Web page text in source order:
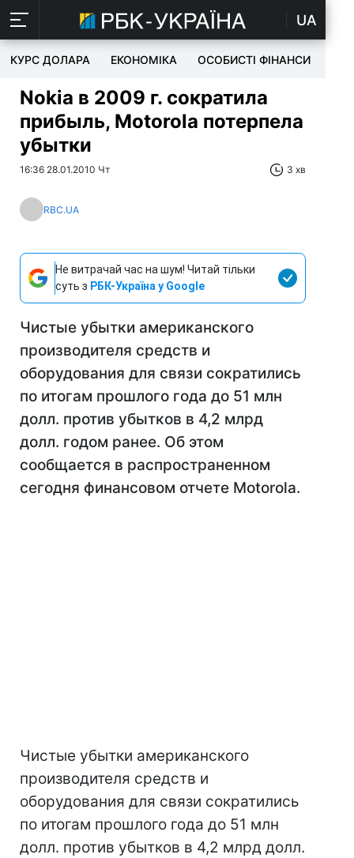
UA
КУРС ДОЛАРА ЕКОНОМІКА ОСОБИСТІ ФІНАНСИ
Nokia в 2009 г. сократила
прибыль, Motorola потерпела
убытки
16:36 28.01.2010 Чт 3 хв
RBC.UA
Не витрачай час на шум! Читай тільки
суть з РБК-Україна у Google
Чистые убытки американского
производителя средств и
оборудования для связи сократились
по итогам прошлого года до 51 млн
долл. против убытков в 4,2 млрд
долл. годом ранее. Об этом
сообщается в распространенном
сегодня финансовом отчете Motorola.
Чистые убытки американского
производителя средств и
оборудования для связи сократились
по итогам прошлого года до 51 млн
долл. против убытков в 4,2 млрд долл.